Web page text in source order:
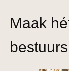
Maak